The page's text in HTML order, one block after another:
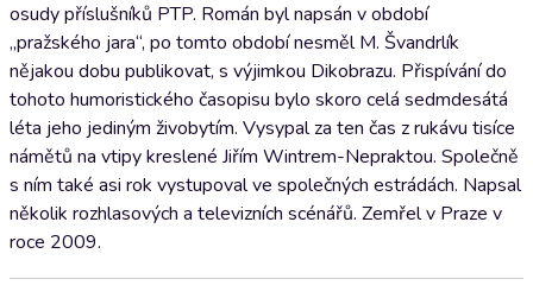
osudy příslušníků PTP. Román byl napsán v období
„pražského jara“, po tomto období nesměl M. Švandrlík
nějakou dobu publikovat, s výjimkou Dikobrazu. Přispívání do
tohoto humoristického časopisu bylo skoro celá sedmdesátá
léta jeho jediným živobytím. Vysypal za ten čas z rukávu tisíce
námětů na vtipy kreslené Jiřím Wintrem-Nepraktou. Společně
s ním také asi rok vystupoval ve společných estrádách. Napsal
několik rozhlasových a televizních scénářů. Zemřel v Praze v
roce 2009.